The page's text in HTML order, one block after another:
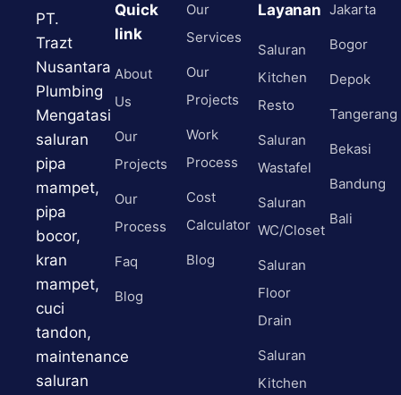
PT.
Trazt
Nusantara
Plumbing
Mengatasi
saluran
pipa
mampet,
pipa
bocor,
kran
mampet,
cuci
tandon,
maintenance
saluran
Quick
link
About
Us
Our
Projects
Our
Process
Faq
Blog
Our
Services
Our
Projects
Work
Process
Cost
Calculator
Blog
Layanan
Saluran
Kitchen
Resto
Saluran
Wastafel
Saluran
WC/Closet
Saluran
Floor
Drain
Saluran
Kitchen
Jakarta
Bogor
Depok
Tangerang
Bekasi
Bandung
Bali